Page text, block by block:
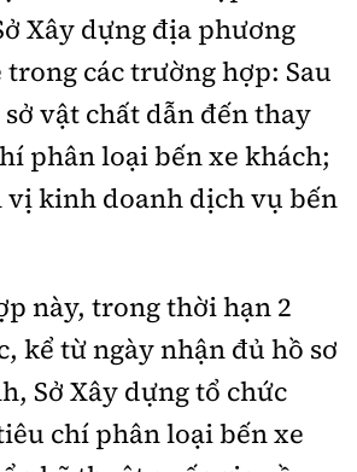
Xây dựng địa phương
các trường hợp: Sau
vật chất dẫn đến thay
phân loại bến xe khách;
vị kinh doanh dịch vụ bến
này, trong thời hạn 2
kể từ ngày nhận đủ hồ sơ
Sở Xây dựng tổ chức
chí phân loại bến xe